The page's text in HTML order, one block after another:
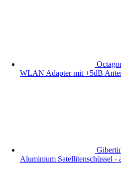
WLAN Adapter mit +5dB
Aluminium Satellitenschüssel -